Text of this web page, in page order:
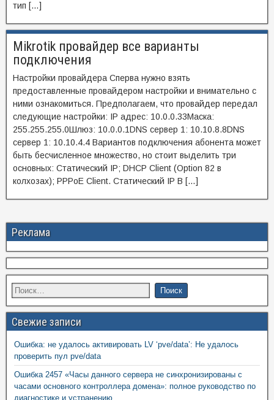
тип […]
Mikrotik провайдер все варианты
подключения
Настройки провайдера Сперва нужно взять
предоставленные провайдером настройки и внимательно с
ними ознакомиться. Предполагаем, что провайдер передал
следующие настройки: IP адрес: 10.0.0.33Маска:
255.255.255.0Шлюз: 10.0.0.1DNS сервер 1: 10.10.8.8DNS
сервер 1: 10.10.4.4 Вариантов подключения абонента может
быть бесчисленное множество, но стоит выделить три
основных: Статический IP; DHCP Client (Option 82 в
колхозах); PPPoE Client. Статический IP В […]
Реклама
Свежие записи
Ошибка: не удалось активировать LV ‘pve/data’: Не удалось
проверить пул pve/data
Ошибка 2457 «Часы данного сервера не синхронизированы с
часами основного контроллера домена»: полное руководство по
диагностике и устранению